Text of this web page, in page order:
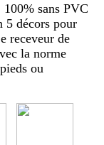
sans PVC
5 décors pour
receveur de
la norme
ou